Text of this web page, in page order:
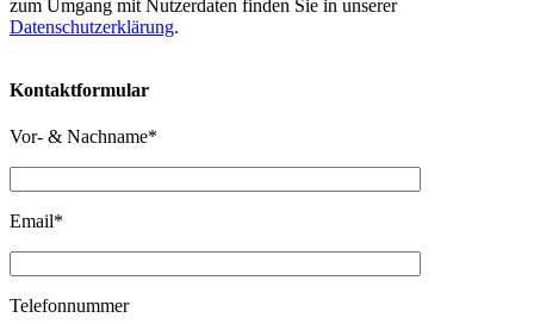
zum Umgang mit Nutzerdaten finden Sie in unserer
Datenschutzerklärung.
Kontaktformular
Vor- & Nachname*
Email*
Telefonnummer